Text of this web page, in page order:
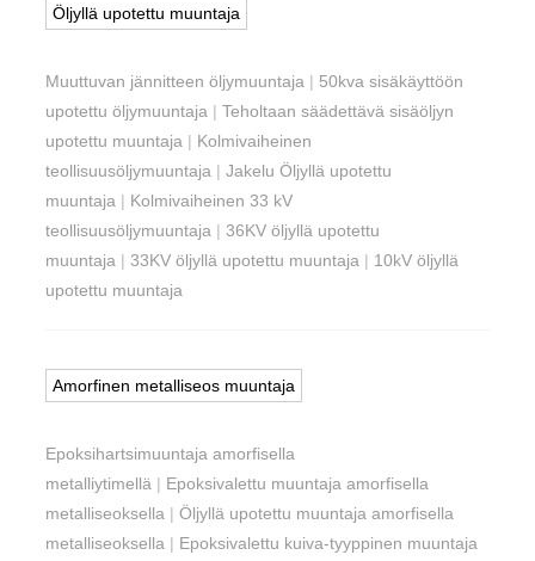
Öljyllä upotettu muuntaja
Muuttuvan jännitteen öljymuuntaja | 50kva sisäkäyttöön
upotettu öljymuuntaja |Teholtaan säädettävä sisäöljyn
upotettu muuntaja | Kolmivaiheinen
teollisuusöljymuuntaja |Jakelu Öljyllä upotettu
muuntaja | Kolmivaiheinen 33 kV
teollisuusöljymuuntaja |36KV öljyllä upotettu
muuntaja |33KV öljyllä upotettu muuntaja | 10kV öljyllä
upotettu muuntaja
Amorfinen metalliseos muuntaja
Epoksihartsimuuntaja amorfisella
metalliytimellä | Epoksivalettu muuntaja amorfisella
metalliseoksella |Öljyllä upotettu muuntaja amorfisella
metalliseoksella | Epoksivalettu kuiva-tyyppinen muuntaja